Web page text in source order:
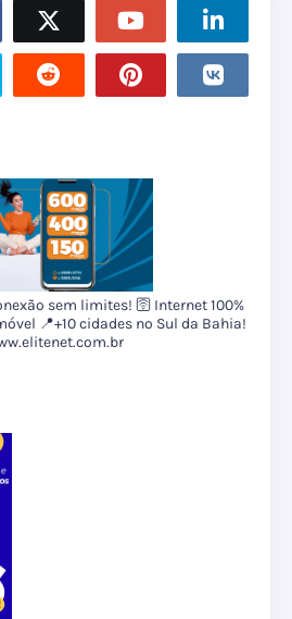
sem limites! 🛜 Internet 100%
📍+10 cidades no Sul da Bahia!